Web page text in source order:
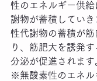
性のエネルギー供
謝物が蓄積してい
性代謝物の蓄積が
り、筋肥大を誘発
分泌が促進されます
※無酸素性のエネル